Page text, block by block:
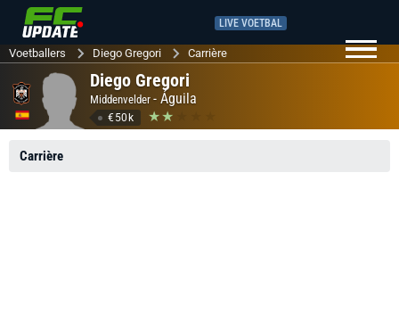
LIVE VOETBAL
Voetballers Diego Gregori Carrière
Diego Gregori
Middenvelder - Águila
€50k
Carrière